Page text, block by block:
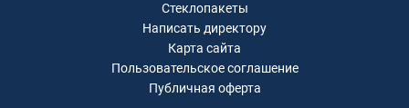
Стеклопакеты
Написать директору
Карта сайта
Пользовательское соглашение
Публичная оферта